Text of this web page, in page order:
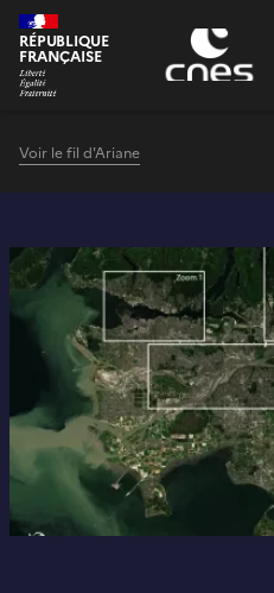
Panneau de gestion des cookies
RÉPUBLIQUE
FRANÇAISE
Voir le fil d'Ariane